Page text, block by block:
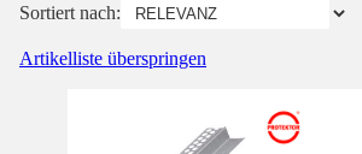
Sortiert nach:
Artikelliste überspringen